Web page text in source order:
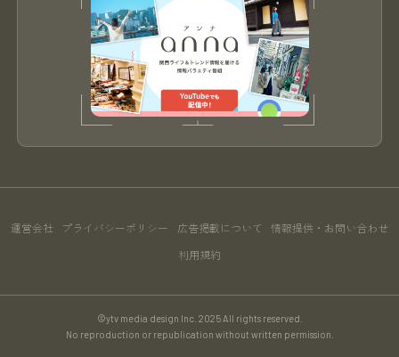
運営会社 プライバシーポリシー 広告掲載について 情報提供・お問い合わせ
利用規約
©ytv media design Inc. 2025 All rights reserved.
No reproduction or republication without written permission.